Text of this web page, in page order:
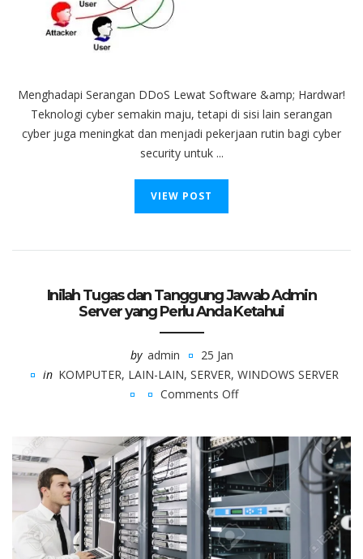
Menghadapi Serangan DDoS Lewat Software &amp; Hardwar!
Teknologi cyber semakin maju, tetapi di sisi lain serangan
cyber juga meningkat dan menjadi pekerjaan rutin bagi cyber
security untuk ...
VIEW POST
Inilah Tugas dan Tanggung Jawab Admin
Server yang Perlu Anda Ketahui
by admin
25 Jan
in KOMPUTER, LAIN-LAIN, SERVER, WINDOWS SERVER
Comments Off
Tugas
dan
Tanggung
Jawab
Admin
Server